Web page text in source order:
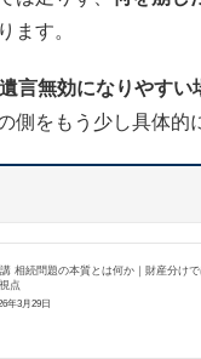
ます。
遺言無効になりやすい
側をもう少し具体的
相続問題の本質とは何か｜財産分け
点
年3月29日